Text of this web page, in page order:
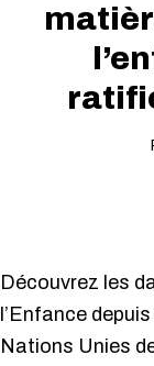
Découvrez les
l’Enfance
Nations Unies